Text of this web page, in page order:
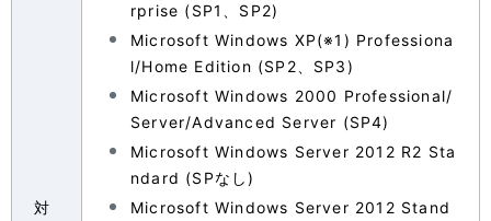
対
rprise (SP1、SP2)
Microsoft Windows XP(※1) Professiona
l/Home Edition (SP2、SP3)
Microsoft Windows 2000 Professional/
Server/Advanced Server (SP4)
Microsoft Windows Server 2012 R2 Sta
ndard (SPなし)
Microsoft Windows Server 2012 Stand